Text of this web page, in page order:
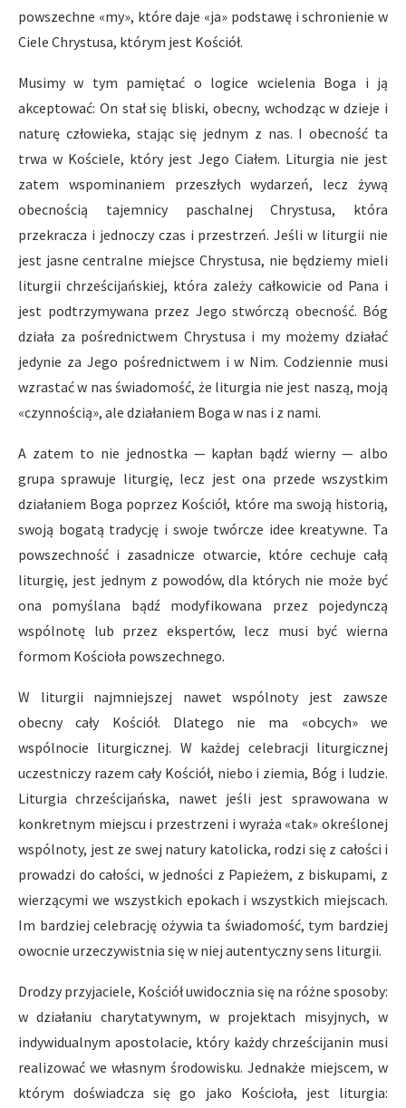
powszechne «my», które daje «ja» podstawę i schronienie w
Ciele Chrystusa, którym jest Kościół.
Musimy w tym pamiętać o logice wcielenia Boga i ją
akceptować: On stał się bliski, obecny, wchodząc w dzieje i
naturę człowieka, stając się jednym z nas. I obecność ta
trwa w Kościele, który jest Jego Ciałem. Liturgia nie jest
zatem wspominaniem przeszłych wydarzeń, lecz żywą
obecnością tajemnicy paschalnej Chrystusa, która
przekracza i jednoczy czas i przestrzeń. Jeśli w liturgii nie
jest jasne centralne miejsce Chrystusa, nie będziemy mieli
liturgii chrześcijańskiej, która zależy całkowicie od Pana i
jest podtrzymywana przez Jego stwórczą obecność. Bóg
działa za pośrednictwem Chrystusa i my możemy działać
jedynie za Jego pośrednictwem i w Nim. Codziennie musi
wzrastać w nas świadomość, że liturgia nie jest naszą, moją
«czynnością», ale działaniem Boga w nas i z nami.
A zatem to nie jednostka — kapłan bądź wierny — albo
grupa sprawuje liturgię, lecz jest ona przede wszystkim
działaniem Boga poprzez Kościół, które ma swoją historią,
swoją bogatą tradycję i swoje twórcze idee kreatywne. Ta
powszechność i zasadnicze otwarcie, które cechuje całą
liturgię, jest jednym z powodów, dla których nie może być
ona pomyślana bądź modyfikowana przez pojedynczą
wspólnotę lub przez ekspertów, lecz musi być wierna
formom Kościoła powszechnego.
W liturgii najmniejszej nawet wspólnoty jest zawsze
obecny cały Kościół. Dlatego nie ma «obcych» we
wspólnocie liturgicznej. W każdej celebracji liturgicznej
uczestniczy razem cały Kościół, niebo i ziemia, Bóg i ludzie.
Liturgia chrześcijańska, nawet jeśli jest sprawowana w
konkretnym miejscu i przestrzeni i wyraża «tak» określonej
wspólnoty, jest ze swej natury katolicka, rodzi się z całości i
prowadzi do całości, w jedności z Papieżem, z biskupami, z
wierzącymi we wszystkich epokach i wszystkich miejscach.
Im bardziej celebrację ożywia ta świadomość, tym bardziej
owocnie urzeczywistnia się w niej autentyczny sens liturgii.
Drodzy przyjaciele, Kościół uwidocznia się na różne sposoby:
w działaniu charytatywnym, w projektach misyjnych, w
indywidualnym apostolacie, który każdy chrześcijanin musi
realizować we własnym środowisku. Jednakże miejscem, w
którym doświadcza się go jako Kościoła, jest liturgia: